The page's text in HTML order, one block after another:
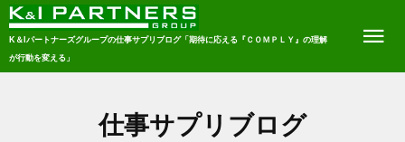
K＆Iパートナーズグループの仕事サプリブログ「期待に応える『ＣＯＭＰＬＹ』の理解
が行動を変える」
仕事サプリブログ